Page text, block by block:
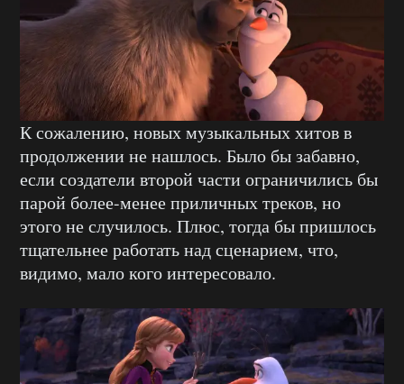
К сожалению, новых музыкальных хитов в
продолжении не нашлось. Было бы забавно,
если создатели второй части ограничились бы
парой более-менее приличных треков, но
этого не случилось. Плюс, тогда бы пришлось
тщательнее работать над сценарием, что,
видимо, мало кого интересовало.